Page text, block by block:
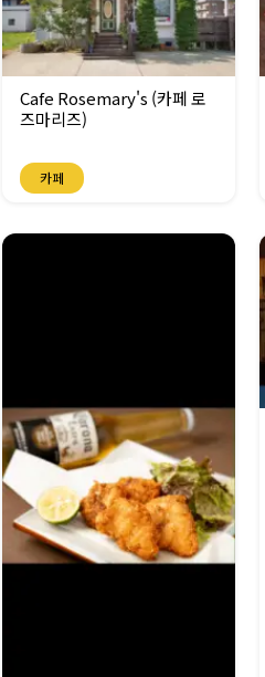
Cafe Rosemary's (카페 로
즈마리즈)
카페